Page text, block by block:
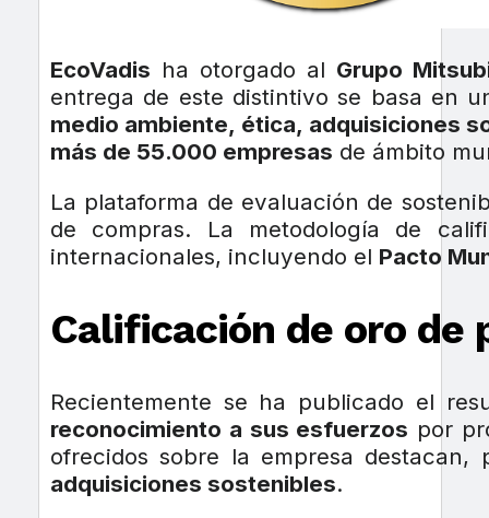
EcoVadis ha otorgado al Grupo
entrega de este distintivo se basa en
medio ambiente, ética, adquisiciones
más de 55.000 empresas de ámbito
La plataforma de evaluación de
de compras. La metodología de
internacionales, incluyendo el Pacto
Calificación de oro de
Recientemente se ha publicado el
reconocimiento a sus esfuerzos por
ofrecidos sobre la empresa
adquisiciones sostenibles.